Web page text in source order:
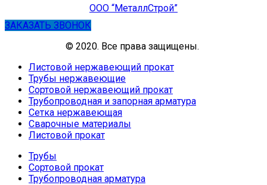
ООО “МеталлСтрой”
ЗАКАЗАТЬ ЗВОНОК
© 2020. Все права защищены.
Листовой нержавеющий прокат
Трубы нержавеющие
Сортовой нержавеющий прокат
Трубопроводная и запорная арматура
Сетка нержавеющая
Сварочные материалы
Листовой прокат
Трубы
Сортовой прокат
Трубопроводная арматура